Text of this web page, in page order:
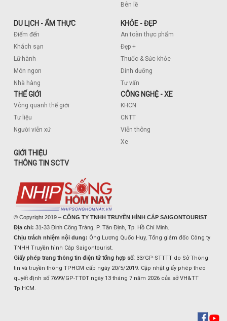
Bên lề
DU LỊCH - ẨM THỰC
Điểm đến
Khách sạn
Lữ hành
Món ngon
Nhà hàng
KHỎE - ĐẸP
An toàn thực phẩm
Đẹp +
Thuốc & Sức khỏe
Dinh dưỡng
Tư vấn
THẾ GIỚI
Vòng quanh thế giới
Tư liệu
Người viễn xứ
CÔNG NGHỆ - XE
KHCN
CNTT
Viễn thông
Xe
GIỚI THIỆU
THÔNG TIN SCTV
© Copyright 2019 – CÔNG TY TNHH TRUYỀN HÌNH CÁP SAIGONTOURIST
Địa chỉ: 31-33 Đinh Công Tráng, P. Tân Định, Tp. Hồ Chí Minh.
Chịu trách nhiệm nội dung: Ông Lương Quốc Huy, Tổng giám đốc Công ty
TNHH Truyền hình Cáp Saigontourist.
Giấy phép trang thông tin điện tử tổng hợp số: 33/GP-STTTT do Sở Thông
tin và truyền thông TPHCM cấp ngày 20/5/2019. Cập nhật giấy phép theo
quyết định số 7699/GP-TTĐT ngày 13 tháng 7 năm 2026 của sở VH&TT
Tp.HCM.